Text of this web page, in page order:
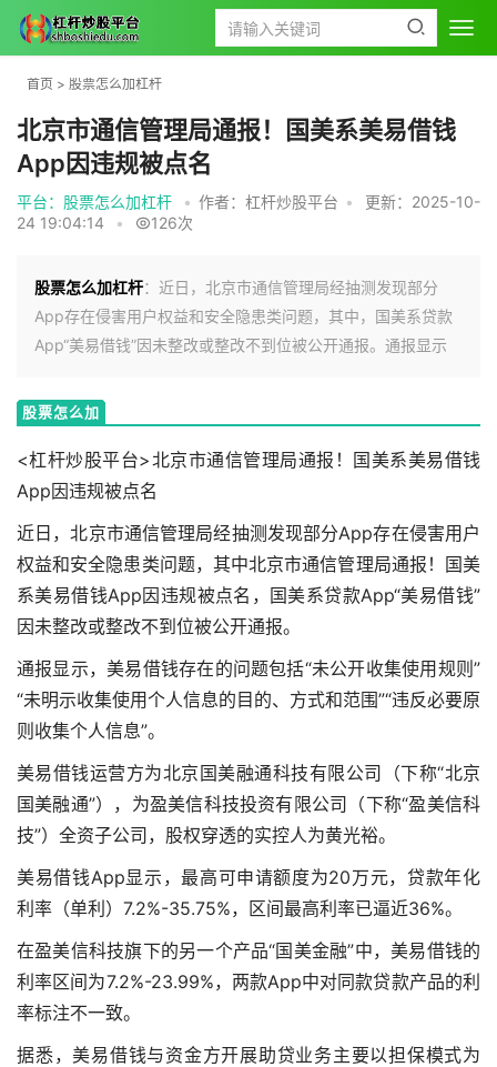
首页 > 股票怎么加杠杆
北京市通信管理局通报！国美系美易借钱
App因违规被点名
平台：股票怎么加杠杆 • 作者：杠杆炒股平台 •
更新：2025-10-
24 19:04:14
• 126次
股票怎么加杠杆：近日，北京市通信管理局经抽测发现部分
App存在侵害用户权益和安全隐患类问题，其中，国美系贷款
App“美易借钱”因未整改或整改不到位被公开通报。通报显示
股票怎么加
<杠杆炒股平台>北京市通信管理局通报！国美系美易借钱
App因违规被点名
近日，北京市通信管理局经抽测发现部分App存在侵害用户
权益和安全隐患类问题，其中北京市通信管理局通报！国美
系美易借钱App因违规被点名，国美系贷款App“美易借钱”
因未整改或整改不到位被公开通报。
通报显示，美易借钱存在的问题包括“未公开收集使用规则”
“未明示收集使用个人信息的目的、方式和范围”“违反必要原
则收集个人信息”。
美易借钱运营方为北京国美融通科技有限公司（下称“北京
国美融通”），为盈美信科技投资有限公司（下称“盈美信科
技”）全资子公司，股权穿透的实控人为黄光裕。
美易借钱App显示，最高可申请额度为20万元，贷款年化
利率（单利）7.2%-35.75%，区间最高利率已逼近36%。
在盈美信科技旗下的另一个产品“国美金融”中，美易借钱的
利率区间为7.2%-23.99%，两款App中对同款贷款产品的利
率标注不一致。
据悉，美易借钱与资金方开展助贷业务主要以担保模式为